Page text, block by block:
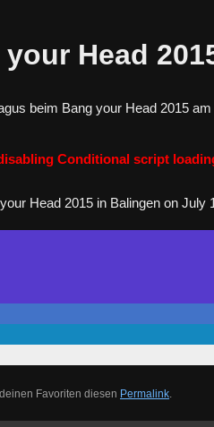
Head
beim Bang your Head 2015 am
Conditional script
Head 2015 in Balingen on July
Favoriten diesen Permalink